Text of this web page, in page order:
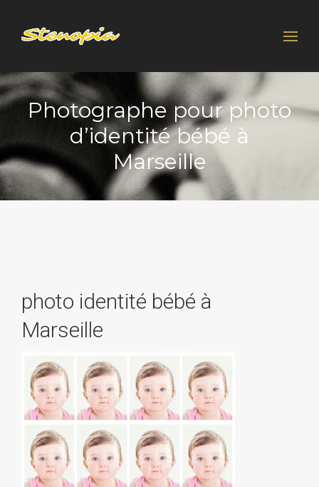
Rechercher :
Photographe pour photo
d’identité bébé à
Marseille
photo identité bébé à
Marseille